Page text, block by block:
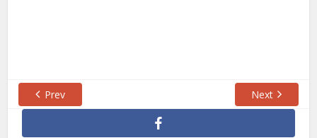
Prev Next